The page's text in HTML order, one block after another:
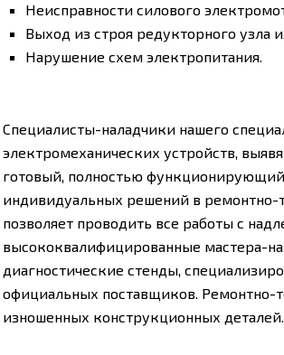
Неисправности силового
Выход из строя редукторного узла
Нарушение схем электропитания.
Специалисты-наладчики нашего
электромеханических устройств,
готовый, полностью
индивидуальных решений в ремонтно-
позволяет проводить все работы с
высококвалифицированные мастера-
диагностические стенды,
официальных поставщиков. Ремонтно-
изношенных конструкционных деталей.